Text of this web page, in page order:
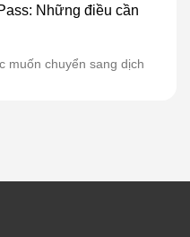
Những điều cần
muốn chuyển sang dịch